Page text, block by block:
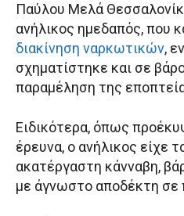
Παύλου Μελά
ανήλικος ημεδαπός, που
διακίνηση ναρκωτικών,
σχηματίστηκε και σε
παραμέληση της
Ειδικότερα, όπως
έρευνα, ο ανήλικος είχε
ακατέργαστη κάνναβη,
με άγνωστο αποδέκτη σε